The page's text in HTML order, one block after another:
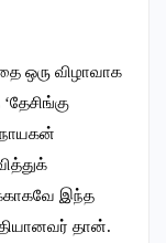
ஒரு விழாவாக
இந்த
தான்.